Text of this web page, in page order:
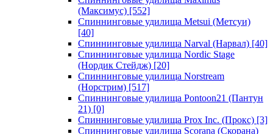
(Максимус) [552]
Спиннинговые удилища Metsui (Метсуи)
[40]
Спиннинговые удилища Narval (Нарвал) [40]
Спиннинговые удилища Nordic Stage
(Нордик Стейдж) [20]
Спиннинговые удилища Norstream
(Норстрим) [517]
Спиннинговые удилища Pontoon21 (Пантун
21) [0]
Спиннинговые удилища Prox Inc. (Прокс) [3]
Спиннинговые удилища Scorana (Скорана)